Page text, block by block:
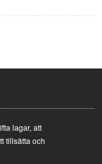
lagar, att
tillsätta och